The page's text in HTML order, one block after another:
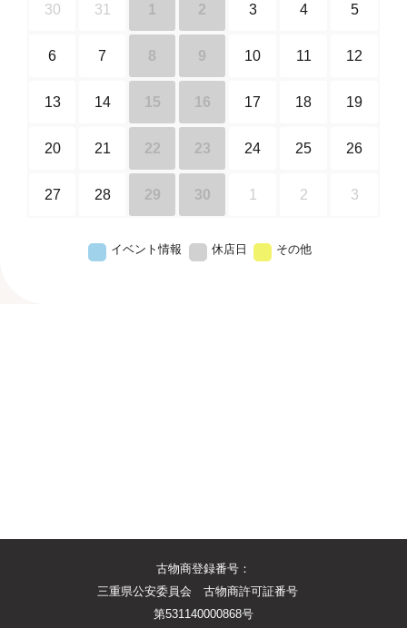
30 31 1 2 3 4 5
6 7 8 9 10 11 12
13 14 15 16 17 18 19
20 21 22 23 24 25 26
27 28 29 30 1 2 3
イベント情報 休店日 その他
古物商登録番号：
三重県公安委員会 古物商許可証番号
第531140000868号